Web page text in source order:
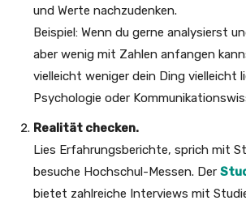
und Werte nachzudenken.
Beispiel: Wenn du gerne analysierst
aber wenig mit Zahlen anfangen
vielleicht weniger dein Ding vielleicht
Psychologie oder
Realität checken.
Lies Erfahrungsberichte, sprich mit
besuche Hochschul-Messen. Der
bietet zahlreiche Interviews mit